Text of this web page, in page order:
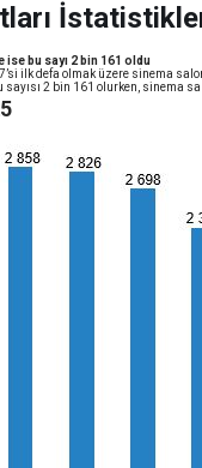
ise bu sayı 2 bin 161 oldu
ilk defa olmak üzere sinema
2 bin 161 olurken, sinema